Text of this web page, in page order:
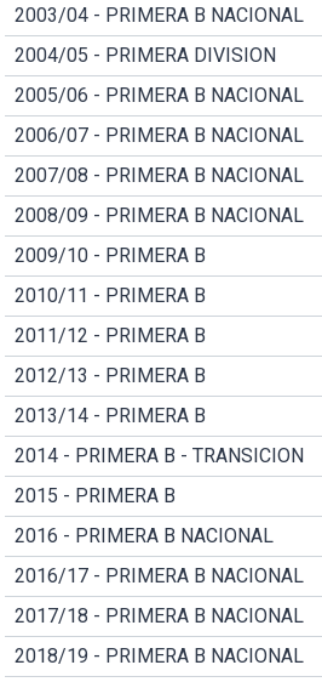
2003/04 - PRIMERA B NACIONAL
2004/05 - PRIMERA DIVISION
2005/06 - PRIMERA B NACIONAL
2006/07 - PRIMERA B NACIONAL
2007/08 - PRIMERA B NACIONAL
2008/09 - PRIMERA B NACIONAL
2009/10 - PRIMERA B
2010/11 - PRIMERA B
2011/12 - PRIMERA B
2012/13 - PRIMERA B
2013/14 - PRIMERA B
2014 - PRIMERA B - TRANSICION
2015 - PRIMERA B
2016 - PRIMERA B NACIONAL
2016/17 - PRIMERA B NACIONAL
2017/18 - PRIMERA B NACIONAL
2018/19 - PRIMERA B NACIONAL